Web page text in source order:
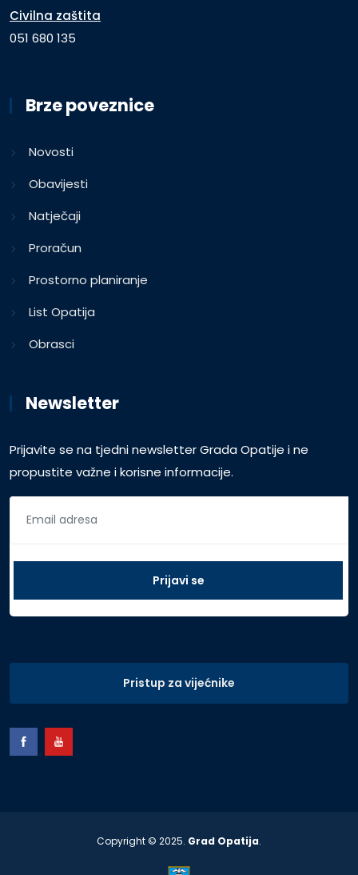
Civilna zaštita
051 680 135
Brze poveznice
Novosti
Obavijesti
Natječaji
Proračun
Prostorno planiranje
List Opatija
Obrasci
Newsletter
Prijavite se na tjedni newsletter Grada Opatije i ne
propustite važne i korisne informacije.
Pristup za vijećnike
Copyright © 2025. Grad Opatija.